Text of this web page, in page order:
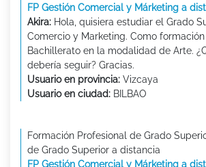
FP Gestión Comercial y Márketing a
Akira: Hola, quisiera estudiar el Grado
Comercio y Marketing. Como
Bachillerato en la modalidad de Arte.
debería seguir? Gracias.
Usuario en provincia: Vizcaya
Usuario en ciudad: BILBAO
Formación Profesional de Grado
de Grado Superior a distancia
FP Gestión Comercial y Márketing a